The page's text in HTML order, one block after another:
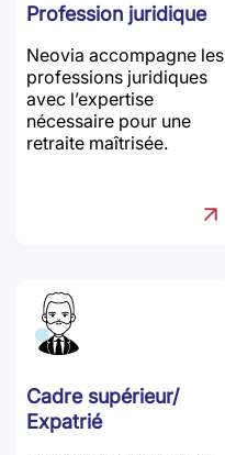
Profession juridique
Neovia accompagne les
professions juridiques
avec l’expertise
nécessaire pour une
retraite maîtrisée.
Cadre supérieur/
Expatrié